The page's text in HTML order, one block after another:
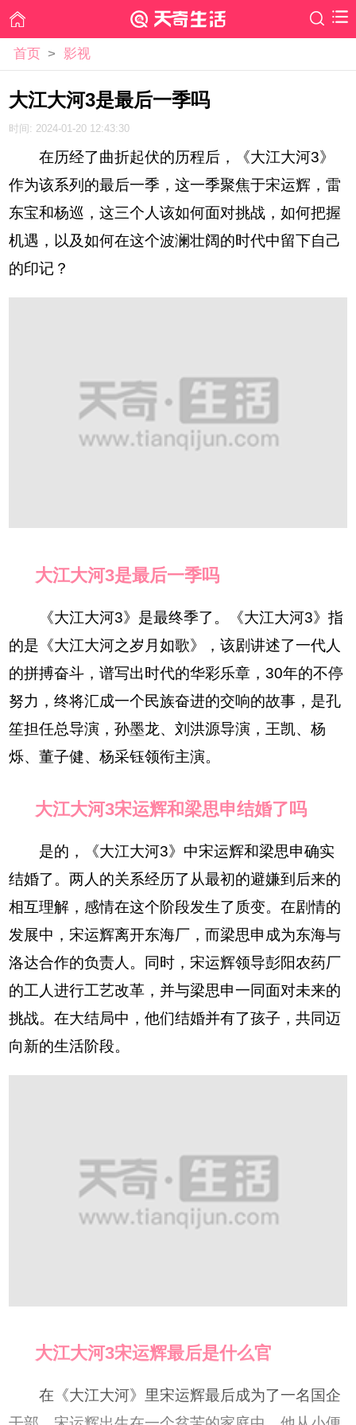
首页 > 影视
大江大河3是最后一季吗
时间: 2024-01-20 12:43:30
在历经了曲折起伏的历程后，《大江大河3》
作为该系列的最后一季，这一季聚焦于宋运辉，雷
东宝和杨巡，这三个人该如何面对挑战，如何把握
机遇，以及如何在这个波澜壮阔的时代中留下自己
的印记？
大江大河3是最后一季吗
《大江大河3》是最终季了。《大江大河3》指
的是《大江大河之岁月如歌》，该剧讲述了一代人
的拼搏奋斗，谱写出时代的华彩乐章，30年的不停
努力，终将汇成一个民族奋进的交响的故事，是孔
笙担任总导演，孙墨龙、刘洪源导演，王凯、杨
烁、董子健、杨采钰领衔主演。
大江大河3宋运辉和梁思申结婚了吗
是的，《大江大河3》中宋运辉和梁思申确实
结婚了。两人的关系经历了从最初的避嫌到后来的
相互理解，感情在这个阶段发生了质变。在剧情的
发展中，宋运辉离开东海厂，而梁思申成为东海与
洛达合作的负责人。同时，宋运辉领导彭阳农药厂
的工人进行工艺改革，并与梁思申一同面对未来的
挑战。在大结局中，他们结婚并有了孩子，共同迈
向新的生活阶段。
大江大河3宋运辉最后是什么官
在《大江大河》里宋运辉最后成为了一名国企